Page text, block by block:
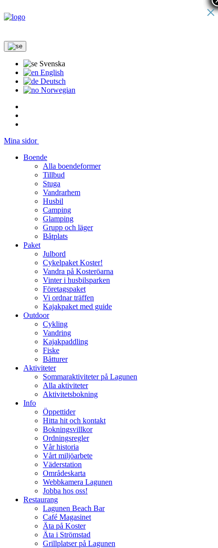
Svenska
English
Deutsch
Norwegian
Mina sidor
Boende
Alla boendeformer
Tillbud
Stuga
Vandrarhem
Husbil
Camping
Glamping
Grupp och läger
Båtplats
Paket
Julbord
Cykelpaket Koster!
Vandra på Kosteröarna
Vinter i husbilsparken
Företagspaket
Vi ordnar träffen
Kajakpaket med guide
Outdoor
Cykling
Vandring
Kajakpaddling
Fiske
Båtturer
Aktiviteter
Sommaraktiviteter på Lagunen
Alla aktiviteter
Aktivitetsbokning
Info
Öppettider
Hitta hit och kontakt
Bokningsvillkor
Ordningsregler
Vår historia
Vårt miljöarbete
Väderstation
Områdeskarta
Webbkamera Lagunen
Jobba hos oss!
Restaurang
Lagunen Beach Bar
Café Magasinet
Äta på Koster
Äta i Strömstad
Grillplatser på Lagunen
×